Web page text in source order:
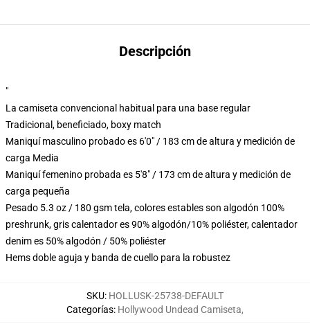
Descripción
"
La camiseta convencional habitual para una base regular
Tradicional, beneficiado, boxy match
Maniquí masculino probado es 6'0" / 183 cm de altura y medición de
carga Media
Maniquí femenino probada es 5'8" / 173 cm de altura y medición de
carga pequeña
Pesado 5.3 oz / 180 gsm tela, colores estables son algodón 100%
preshrunk, gris calentador es 90% algodón/10% poliéster, calentador
denim es 50% algodón / 50% poliéster
Hems doble aguja y banda de cuello para la robustez
SKU: HOLLUSK-25738-DEFAULT
Categorías: Hollywood Undead Camiseta,